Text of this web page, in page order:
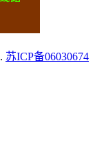
. 苏ICP备06030674